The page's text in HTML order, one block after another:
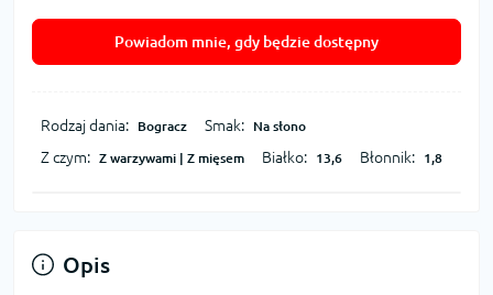
Powiadom mnie, gdy będzie dostępny
Rodzaj dania: Bogracz Smak: Na słono
Z czym: Z warzywami | Z mięsem Białko: 13,6 Błonnik: 1,8
Opis